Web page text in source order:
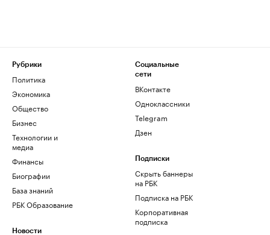
Рубрики
Политика
Экономика
Общество
Бизнес
Технологии и
медиа
Финансы
Биографии
База знаний
РБК Образование
Новости
Социальные
сети
ВКонтакте
Одноклассники
Telegram
Дзен
Подписки
Скрыть баннеры
на РБК
Подписка на РБК
Корпоративная
подписка